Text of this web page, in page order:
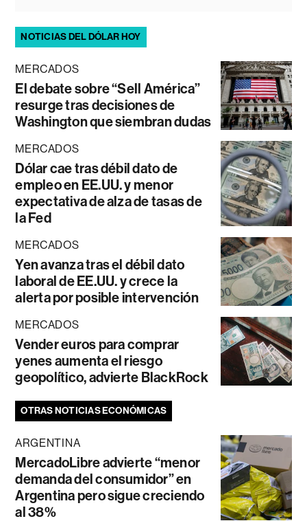
NOTICIAS DEL DÓLAR HOY
MERCADOS
El debate sobre “Sell América”
resurge tras decisiones de
Washington que siembran dudas
MERCADOS
Dólar cae tras débil dato de
empleo en EE.UU. y menor
expectativa de alza de tasas de
la Fed
MERCADOS
Yen avanza tras el débil dato
laboral de EE.UU. y crece la
alerta por posible intervención
MERCADOS
Vender euros para comprar
yenes aumenta el riesgo
geopolítico, advierte BlackRock
OTRAS NOTICIAS ECONÓMICAS
ARGENTINA
MercadoLibre advierte “menor
demanda del consumidor” en
Argentina pero sigue creciendo
al 38%